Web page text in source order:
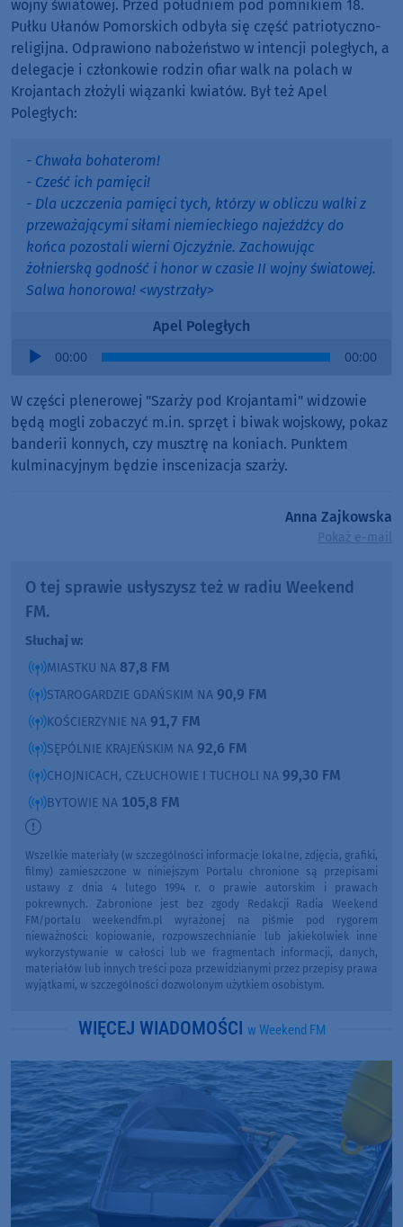
wojny światowej. Przed południem pod pomnikiem 18.
Pułku Ułanów Pomorskich odbyła się część patriotyczno-
religijna. Odprawiono nabożeństwo w intencji poległych, a
delegacje i członkowie rodzin ofiar walk na polach w
Krojantach złożyli wiązanki kwiatów. Był też Apel
Poległych:
- Chwała bohaterom!
- Cześć ich pamięci!
- Dla uczczenia pamięci tych, którzy w obliczu walki z
przeważającymi siłami niemieckiego najeźdźcy do
końca pozostali wierni Ojczyźnie. Zachowując
żołnierską godność i honor w czasie II wojny światowej.
Salwa honorowa! <wystrzały>
Apel Poległych
Audio
00:00 00:00
W części plenerowej "Szarży pod Krojantami" widzowie
będą mogli zobaczyć m.in. sprzęt i biwak wojskowy, pokaz
banderii konnych, czy musztrę na koniach. Punktem
kulminacyjnym będzie inscenizacja szarży.
Anna Zajkowska
Pokaż e-mail
O tej sprawie usłyszysz też w radiu Weekend
FM.
Słuchaj w:
MIASTKU NA 87,8 FM
STAROGARDZIE GDAŃSKIM NA 90,9 FM
KOŚCIERZYNIE NA 91,7 FM
SĘPÓLNIE KRAJEŃSKIM NA 92,6 FM
CHOJNICACH, CZŁUCHOWIE I TUCHOLI NA 99,30 FM
BYTOWIE NA 105,8 FM
Wszelkie materiały (w szczególności informacje lokalne, zdjęcia, grafiki,
filmy) zamieszczone w niniejszym Portalu chronione są przepisami
ustawy z dnia 4 lutego 1994 r. o prawie autorskim i prawach
pokrewnych. Zabronione jest bez zgody Redakcji Radia Weekend
FM/portalu weekendfm.pl wyrażonej na piśmie pod rygorem
nieważności: kopiowanie, rozpowszechnianie lub jakiekolwiek inne
wykorzystywanie w całości lub we fragmentach informacji, danych,
materiałów lub innych treści poza przewidzianymi przez przepisy prawa
wyjątkami, w szczególności dozwolonym użytkiem osobistym.
WIĘCEJ WIADOMOŚCI w Weekend FM